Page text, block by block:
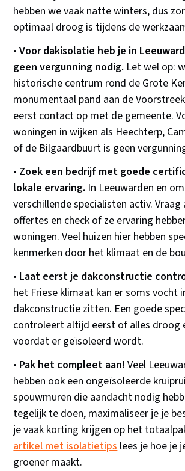
hebben we vaak natte winters, dus
optimaal droog is tijdens de
•Voor dakisolatie heb je in
geen vergunning nodig. Let wel op:
historische centrum rond de Grote
monumentaal pand aan de
eerst contact op met de gemeente.
woningen in wijken als Heechterp,
of de Bilgaardbuurt is geen
• Zoek een bedrijf met goede
lokale ervaring. In Leeuwarden en
verschillende specialisten activ.
offertes en check of ze ervaring
woningen. Veel huizen hier hebben
kenmerken door het klimaat en de
• Laat eerst je dakconstructie
het Friese klimaat kan er soms vocht
dakconstructie zitten. Een goede
controleert altijd eerst of alles droog
voordat er geïsoleerd wordt.
• Pak het compleet aan! Veel
hebben ook een ongeïsoleerde
spouwmuren die aandacht nodig
tegelijk te doen, maximaliseer je je
je vaak korting krijgen op het
artikel met isolatietipslees je hoe je
groener maakt.